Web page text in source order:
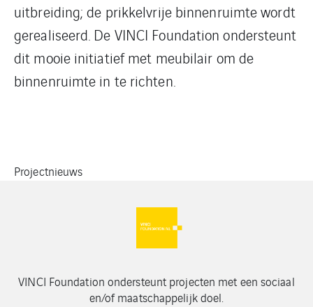
uitbreiding; de prikkelvrije binnenruimte wordt
gerealiseerd. De VINCI Foundation ondersteunt
dit mooie initiatief met meubilair om de
binnenruimte in te richten.
Projectnieuws
VINCI Foundation ondersteunt projecten met een sociaal
en/of maatschappelijk doel.